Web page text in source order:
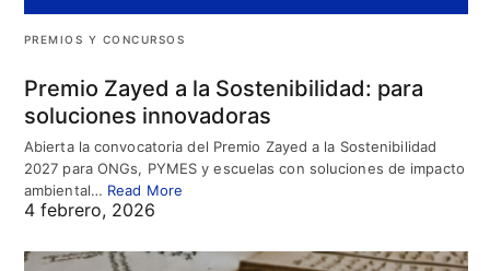
PREMIOS Y CONCURSOS
Premio Zayed a la Sostenibilidad: para
soluciones innovadoras
Abierta la convocatoria del Premio Zayed a la Sostenibilidad
2027 para ONGs, PYMES y escuelas con soluciones de impacto
ambiental… Read More
4 febrero, 2026